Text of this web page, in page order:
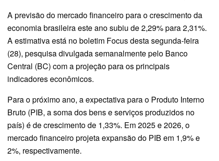
A previsão do mercado financeiro para o crescimento da
economia brasileira este ano subiu de 2,29% para 2,31%.
A estimativa está no boletim Focus desta segunda-feira
(28), pesquisa divulgada semanalmente pelo Banco
Central (BC) com a projeção para os principais
indicadores econômicos.
Para o próximo ano, a expectativa para o Produto Interno
Bruto (PIB, a soma dos bens e serviços produzidos no
país) é de crescimento de 1,33%. Em 2025 e 2026, o
mercado financeiro projeta expansão do PIB em 1,9% e
2%, respectivamente.